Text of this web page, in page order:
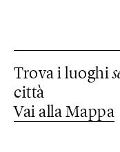
Trova i luoghi
città
Vai alla Mappa